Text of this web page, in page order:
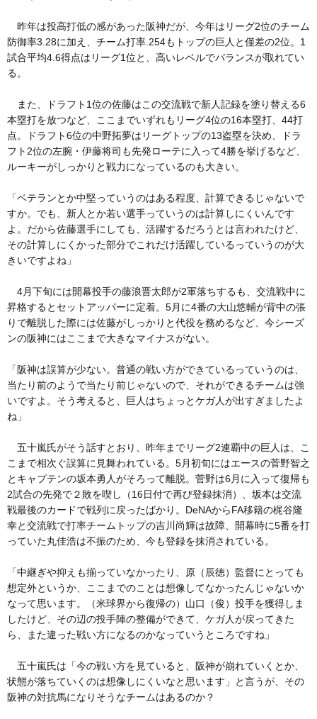
昨年は投高打低の感があった阪神だが、今年はリーグ2位のチーム
防御率3.28に加え、チーム打率.254もトップの巨人と僅差の2位。1
試合平均4.6得点はリーグ1位と、高いレベルでバランスが取れてい
る。
また、ドラフト1位の佐藤はこの交流戦で新人記録を塗り替える6
本塁打を放つなど、ここまでいずれもリーグ4位の16本塁打、44打
点。ドラフト6位の中野拓夢はリーグトップの13盗塁を決め、ドラ
フト2位の左腕・伊藤将司も先発ローテに入って4勝を挙げるなど、
ルーキーがしっかりと戦力になっているのも大きい。
「ベテランとか中堅っていうのはある程度、計算できるじゃないで
すか。でも、新人とか若い選手っていうのは計算しにくいんです
よ。だから佐藤選手にしても、活躍するだろうとは言われたけど、
その計算しにくかった部分でこれだけ活躍しているっていうのが大
きいですよね」
4月下旬には開幕投手の藤浪晋太郎が2軍落ちするも、交流戦中に
昇格するとセットアッパーに定着。5月に4番の大山悠輔が背中の張
りで離脱した際には佐藤がしっかりと代役を務めるなど、今シーズ
ンの阪神にはここまで大きなマイナスがない。
「阪神は誤算が少ない。普通の戦い方ができているっていうのは、
当たり前のようで当たり前じゃないので、それができるチームは強
いですよ。そう考えると、巨人はちょっとケガ人が出すぎましたよ
ね」
五十嵐氏がそう話すとおり、昨年までリーグ2連覇中の巨人は、こ
こまで相次ぐ誤算に見舞われている。5月初旬にはエースの菅野智之
とキャプテンの坂本勇人がそろって離脱。菅野は6月に入って復帰も
2試合の先発で２敗を喫し（16日付で再び登録抹消）、坂本は交流
戦最後のカードで戦列に戻ったばかり。DeNAからFA移籍の梶谷隆
幸と交流戦で打率チームトップの吉川尚輝は故障、開幕時に5番を打
っていた丸佳浩は不振のため、今も登録を抹消されている。
「中継ぎや抑えも揃っていなかったり、原（辰徳）監督にとっても
想定外というか、ここまでのことは想像してなかったんじゃないか
なって思います。（米球界から復帰の）山口（俊）投手を獲得しま
したけど、その辺の投手陣の整備ができて、ケガ人が戻ってきた
ら、また違った戦い方になるのかなっていうところですね」
五十嵐氏は「今の戦い方を見ていると、阪神が崩れていくとか、
状態が落ちていくのは想像しにくいなと思います」と言うが、その
阪神の対抗馬になりそうなチームはあるのか？